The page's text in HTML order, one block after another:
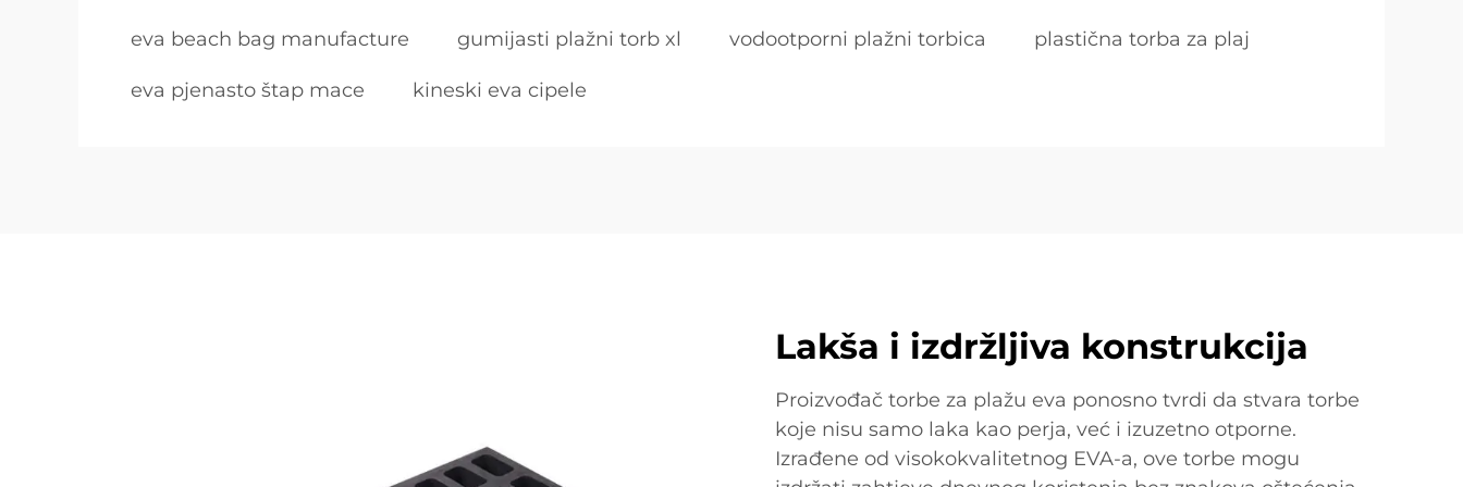
eva beach bag manufacture gumijasti plažni torb xl vodootporni plažni torbica plastična torba za plaj
eva pjenasto štap mace kineski eva cipele
Lakša i izdržljiva konstrukcija
Proizvođač torbe za plažu eva ponosno tvrdi da stvara torbe
koje nisu samo laka kao perja, već i izuzetno otporne.
Izrađene od visokokvalitetnog EVA-a, ove torbe mogu